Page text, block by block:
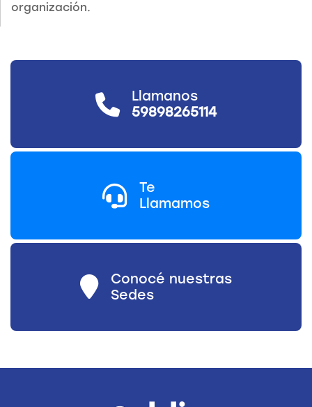
organización.
Llamanos
59898265114
Te
Llamamos
Conocé nuestras
Sedes